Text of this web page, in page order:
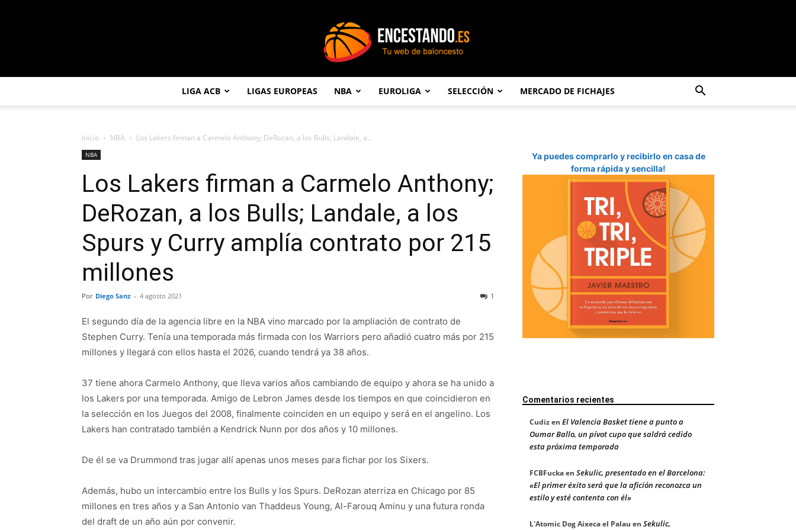
LIGA ACB LIGAS EUROPEAS NBA EUROLIGA SELECCIÓN MERCADO DE FICHAJES
Inicio NBA Los Lakers firman a Carmelo Anthony; DeRozan, a los Bulls; Landale, a...
NBA
Los Lakers firman a Carmelo Anthony;
DeRozan, a los Bulls; Landale, a los
Spurs y Curry amplía contrato por 215
millones
Por Diego Sanz - 4 agosto 2021 1
El segundo día de la agencia libre en la NBA vino marcado por la ampliación de contrato de
Stephen Curry. Tenía una temporada más firmada con los Warriors pero añadió cuatro más por 215
millones y llegará con ellos hasta el 2026, cuando tendrá ya 38 años.
37 tiene ahora Carmelo Anthony, que lleva varios años cambiando de equipo y ahora se ha unido a
los Lakers por una temporada. Amigo de Lebron James desde los tiempos en que coincidieron en
la selección en los Juegos del 2008, finalmente coinciden en un equipo y será en el angelino. Los
Lakers han contratado también a Kendrick Nunn por dos años y 10 millones.
De él se va Drummond tras jugar allí apenas unos meses para fichar por los Sixers.
Además, hubo un intercambio entre los Bulls y los Spurs. DeRozan aterriza en Chicago por 85
millones en tres años y a San Antonio van Thaddeus Young, Al-Farouq Aminu y una futura ronda
del draft de un año aún por convenir.
Ya puedes comprarlo y recibirlo en casa de
forma rápida y sencilla!
Comentarios recientes
Cudizen El Valencia Basket tiene a punto a
Oumar Ballo, un pívot cupo que saldrá cedido
esta próxima temporada
FCBFuckaen Sekulic, presentado en el Barcelona:
«El primer éxito será que la afición reconozca un
estilo y esté contenta con él»
L'Atomic Dog Aixeca el Palau en Sekulic,